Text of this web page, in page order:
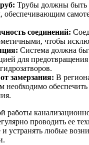
Трубы должны быть
обеспечивающим
соединений:
чтобы
Система должна
для
замерзания: В
необходимо
работы
проводить ее
и устранять любые